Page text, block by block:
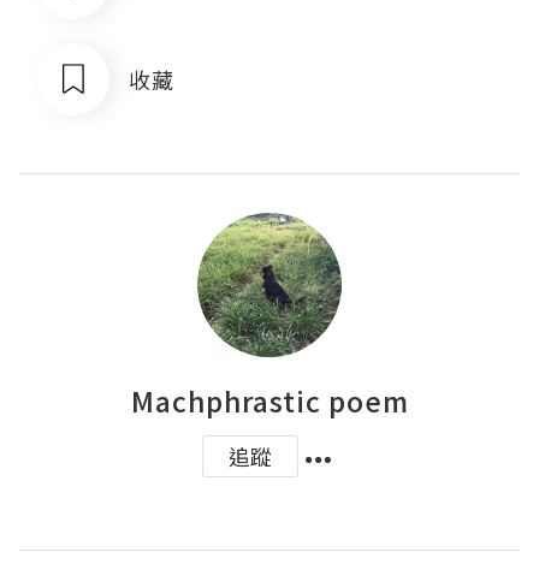
收藏
Machphrastic poem
追蹤